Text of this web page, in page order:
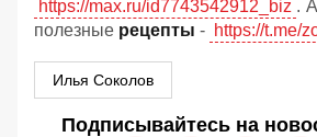
https://max.ru/id7743542912_biz .
полезные рецепты - https://t.me/
Илья Соколов
Подписывайтесь на